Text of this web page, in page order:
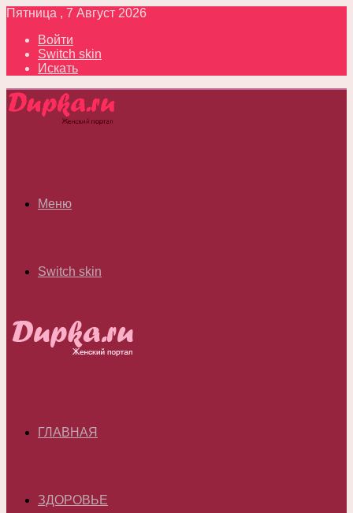
Пятница , 7 Август 2026
Войти
Switch skin
Искать
Меню
Switch skin
ГЛАВНАЯ
ЗДОРОВЬЕ